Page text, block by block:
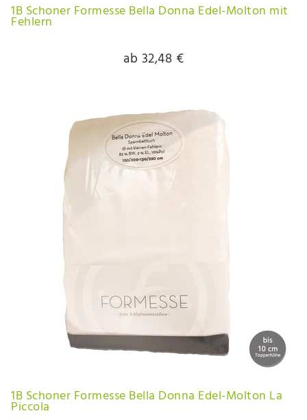
1B Schoner Formesse Bella Donna Edel-Molton mit
Fehlern
ab 32,48 €
1B Schoner Formesse Bella Donna Edel-Molton La
Piccola